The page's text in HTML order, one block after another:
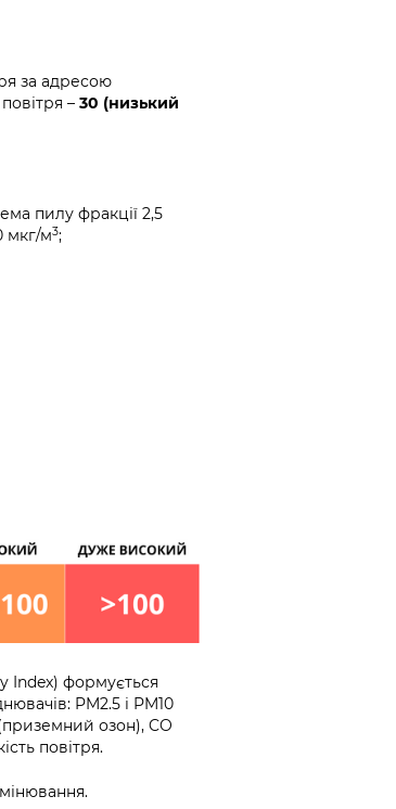
за адресою
– 30 (низький
пилу фракції 2,5
мкг/м3;
Index) формується
PM2.5 і PM10
озон), CO
повітря.